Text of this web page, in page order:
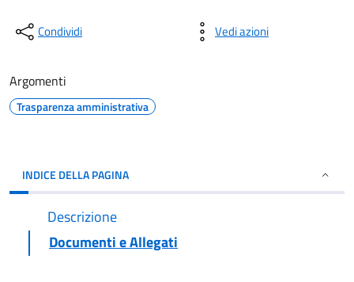
Condividi Vedi azioni
Argomenti
Trasparenza amministrativa
INDICE DELLA PAGINA
Descrizione
Documenti e Allegati